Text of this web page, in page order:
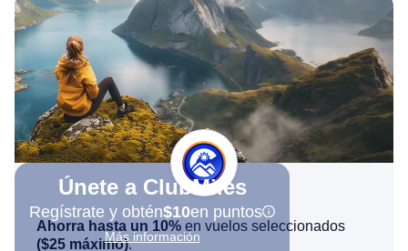
Únete a ClubMiles
Regístrate y obtén$10en puntos
Más información
Ahorra hasta un 10% en vuelos seleccionados
($25 máximo).